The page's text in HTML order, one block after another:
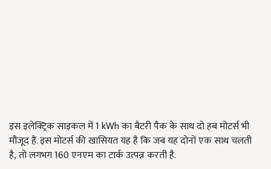
इस इलेक्ट्रिक साइकल में 1 kWh का बैटरी पैक के साथ दो हब मोटर्स भी
मौजूद हैं. इस मोटर्स की खासियत यह है कि जब यह दोनों एक साथ चलती
है, तो लगभग 160एनएम का टार्क उत्पन्न करती है.